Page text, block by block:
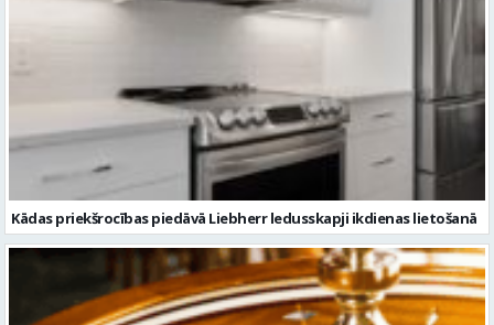
Kādas priekšrocības piedāvā Liebherr ledusskapji ikdienas lietošanā